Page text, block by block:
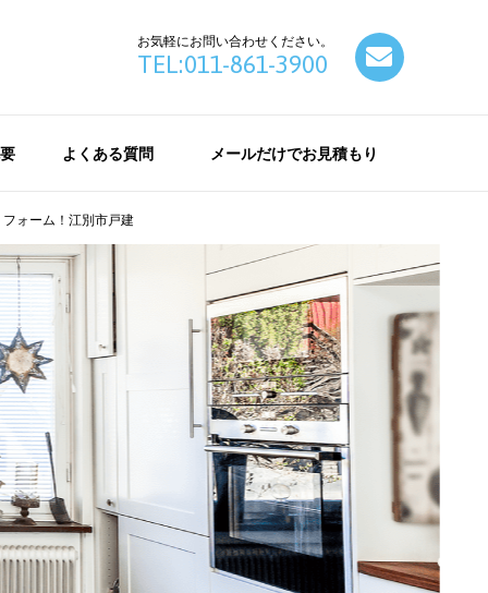
お気軽にお問い合わせください。
TEL:011-861-3900
よくある質問 メールだけでお見積もり
ォーム！江別市戸建